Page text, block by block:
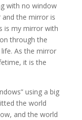
with no window
and the mirror is
is my mirror with
through the
As the mirror
it is the
using a big
the world
and the world